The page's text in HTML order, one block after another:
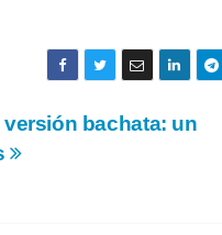
bachata: un